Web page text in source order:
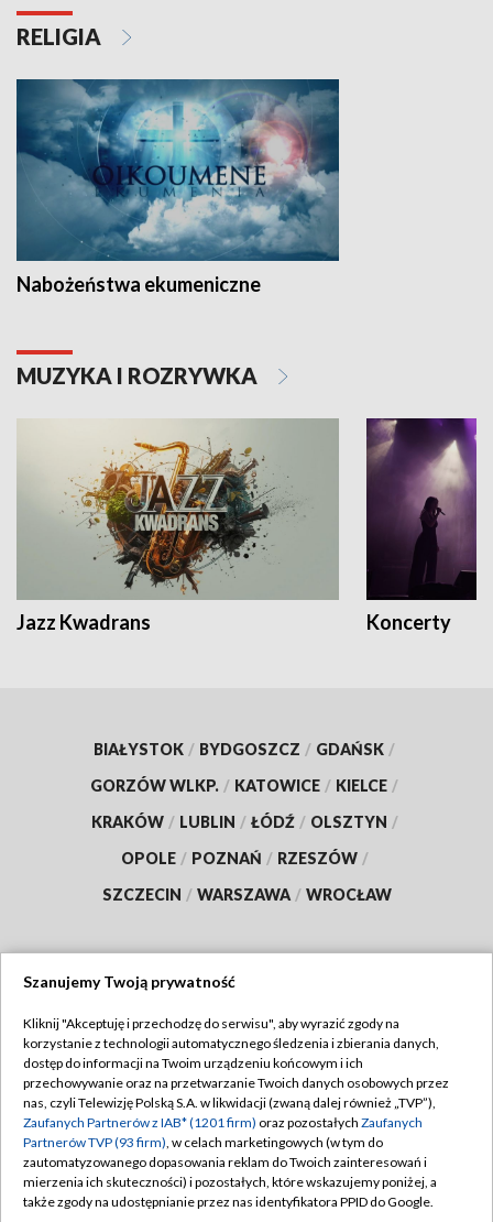
RELIGIA
Nabożeństwa ekumeniczne
MUZYKA I ROZRYWKA
Jazz Kwadrans Koncerty
BIAŁYSTOK / BYDGOSZCZ / GDAŃSK /
GORZÓW WLKP. / KATOWICE / KIELCE /
KRAKÓW / LUBLIN / ŁÓDŹ / OLSZTYN /
OPOLE / POZNAŃ / RZESZÓW /
SZCZECIN / WARSZAWA / WROCŁAW
TVP
Abonament TVP
Emisja w TVP
Centrum informacji TVP
Naziemna Telewizja Cyfrowa
Regulamin TVP
Polityka prywatności
Moje zgody
Pomoc
Szanujemy Twoją prywatność
Kliknij "Akceptuję i przechodzę do serwisu", aby wyrazić zgody na
korzystanie z technologii automatycznego śledzenia i zbierania danych,
dostęp do informacji na Twoim urządzeniu końcowym i ich
przechowywanie oraz na przetwarzanie Twoich danych osobowych przez
nas, czyli Telewizję Polską S.A. w likwidacji (zwaną dalej również „TVP”),
Zaufanych Partnerów z IAB* (1201 firm) oraz pozostałych Zaufanych
Partnerów TVP (93 firm), w celach marketingowych (w tym do
zautomatyzowanego dopasowania reklam do Twoich zainteresowań i
mierzenia ich skuteczności) i pozostałych, które wskazujemy poniżej, a
także zgody na udostępnianie przez nas identyfikatora PPID do Google.